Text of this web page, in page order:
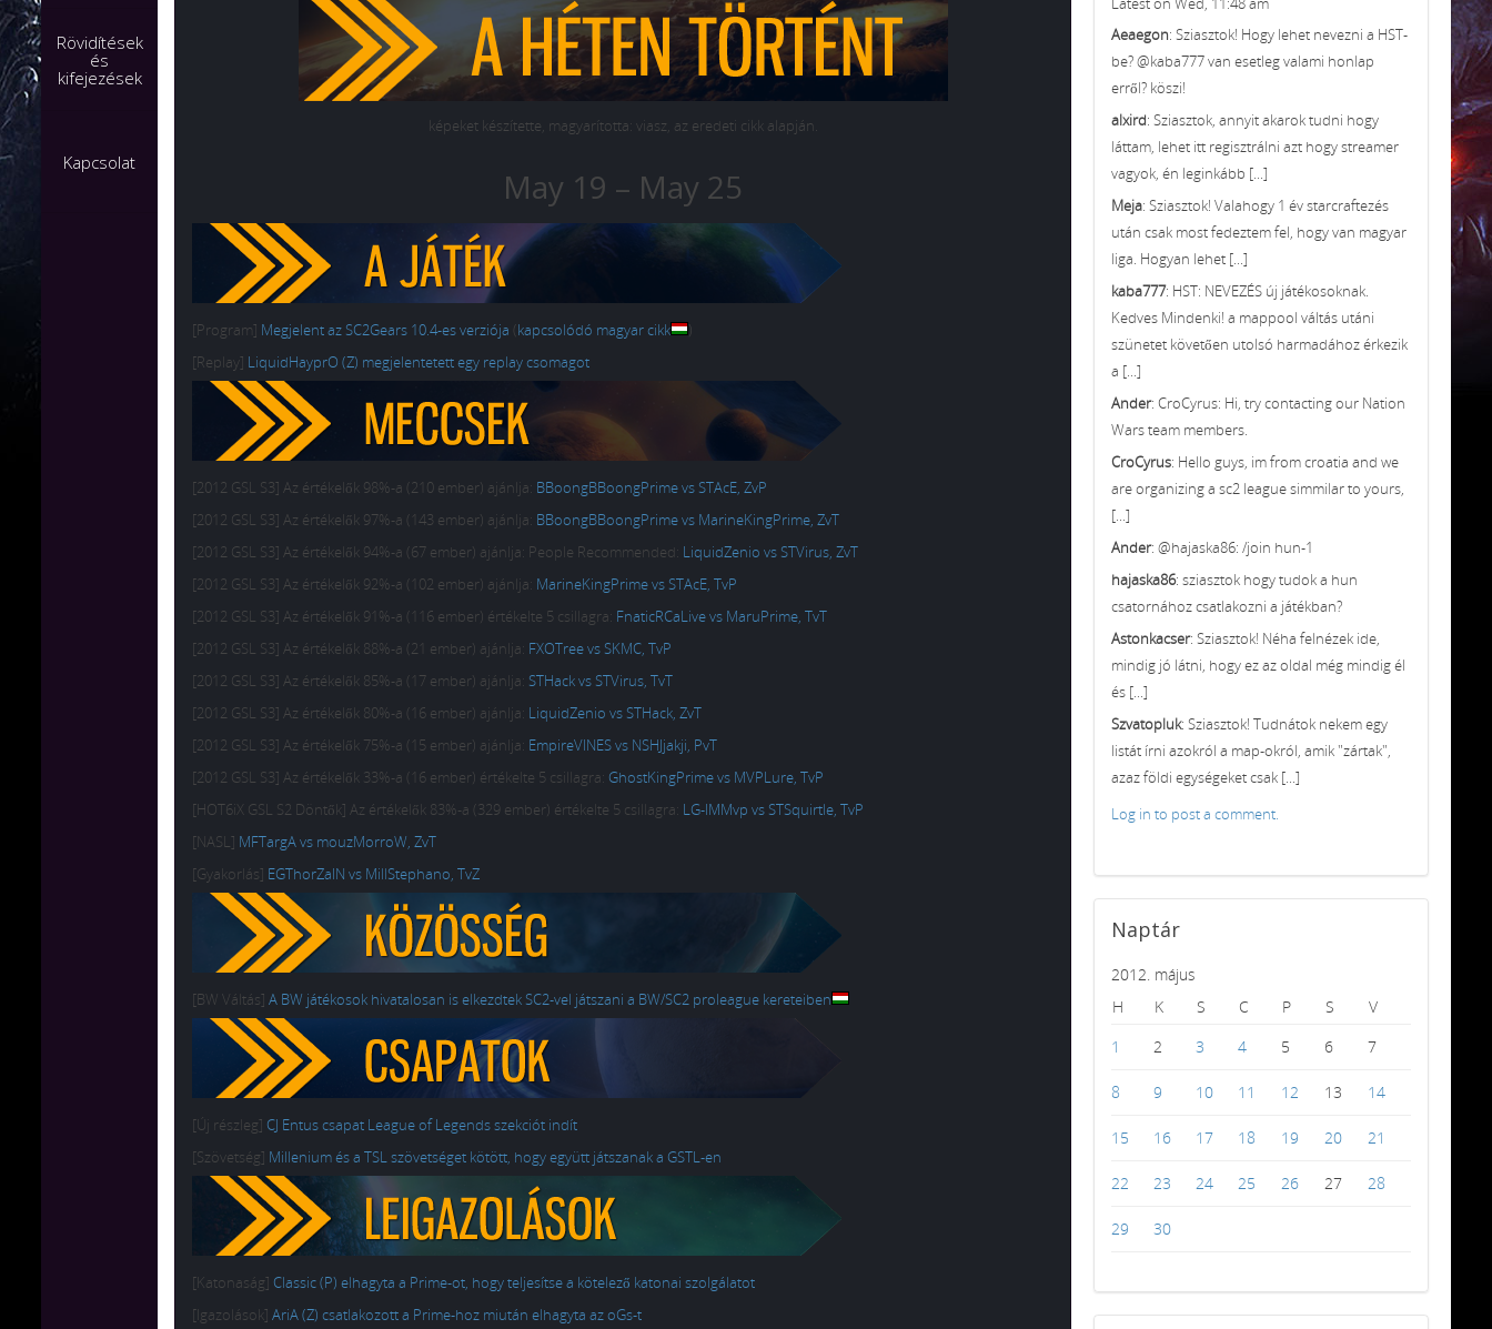
Rövidítések
és
kifejezések
Kapcsolat
képeket készítette, magyarította: viasz, az eredeti cikk alapján.
May 19 – May 25
[Program] Megjelent az SC2Gears 10.4-es verziója (kapcsolódó magyar cikk
)
[Replay] LiquidHayprO (Z) megjelentetett egy replay csomagot
[2012 GSL S3] Az értékelők 98%-a (210 ember) ajánlja: BBoongBBoongPrime vs STAcE, ZvP
[2012 GSL S3] Az értékelők 97%-a (143 ember) ajánlja: BBoongBBoongPrime vs MarineKingPrime, ZvT
[2012 GSL S3] Az értékelők 94%-a (67 ember) ajánlja: People Recommended: LiquidZenio vs STVirus, ZvT
[2012 GSL S3] Az értékelők 92%-a (102 ember) ajánlja: MarineKingPrime vs STAcE, TvP
[2012 GSL S3] Az értékelők 91%-a (116 ember) értékelte 5 csillagra: FnaticRCaLive vs MaruPrime, TvT
[2012 GSL S3] Az értékelők 88%-a (21 ember) ajánlja: FXOTree vs SKMC, TvP
[2012 GSL S3] Az értékelők 85%-a (17 ember) ajánlja: STHack vs STVirus, TvT
[2012 GSL S3] Az értékelők 80%-a (16 ember) ajánlja: LiquidZenio vs STHack, ZvT
[2012 GSL S3] Az értékelők 75%-a (15 ember) ajánlja: EmpireVINES vs NSHJjakji, PvT
[2012 GSL S3] Az értékelők 33%-a (16 ember) értékelte 5 csillagra: GhostKingPrime vs MVPLure, TvP
[HOT6iX GSL S2 Döntők] Az értékelők 83%-a (329 ember) értékelte 5 csillagra: LG-IMMvp vs STSquirtle, TvP
[NASL] MFTargA vs mouzMorroW, ZvT
[Gyakorlás] EGThorZaIN vs MillStephano, TvZ
[BW Váltás] A BW játékosok hivatalosan is elkezdtek SC2-vel játszani a BW/SC2 proleague kereteiben
[Új részleg] CJ Entus csapat League of Legends szekciót indít
[Szövetség] Millenium és a TSL szövetséget kötött, hogy együtt játszanak a GSTL-en
[Katonaság] Classic (P) elhagyta a Prime-ot, hogy teljesítse a kötelező katonai szolgálatot
[Igazolások] AriA (Z) csatlakozott a Prime-hoz miután elhagyta az oGs-t
Aeaegon: Sziasztok! Hogy lehet nevezni a HST-
be? @kaba777 van esetleg valami honlap
erről? köszi!
alxird: Sziasztok, annyit akarok tudni hogy
láttam, lehet itt regisztrálni azt hogy streamer
vagyok, én leginkább [...]
Meja: Sziasztok! Valahogy 1 év starcraftezés
után csak most fedeztem fel, hogy van magyar
liga. Hogyan lehet [...]
kaba777: HST: NEVEZÉS új játékosoknak.
Kedves Mindenki! a mappool váltás utáni
szünetet követően utolsó harmadához érkezik
a [...]
Ander: CroCyrus: Hi, try contacting our Nation
Wars team members.
CroCyrus: Hello guys, im from croatia and we
are organizing a sc2 league simmilar to yours,
[...]
Ander: @hajaska86: /join hun-1
hajaska86: sziasztok hogy tudok a hun
csatornához csatlakozni a játékban?
Astonkacser: Sziasztok! Néha felnézek ide,
mindig jó látni, hogy ez az oldal még mindig él
és [...]
Szvatopluk: Sziasztok! Tudnátok nekem egy
listát írni azokról a map-okról, amik "zártak",
azaz földi egységeket csak [...]
Log in to post a comment.
Naptár
2012. május
H
K S C P S
V
1
2 3 4 5 6 7
8 9 10 11 12 13 14
15 16 17 18 19 20 21
22 23 24 25 26 27 28
29 30